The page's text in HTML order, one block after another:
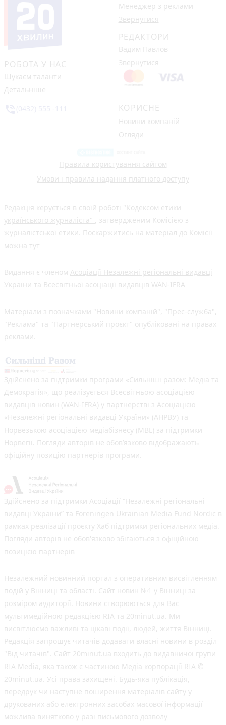
РОБОТА У НАС
Шукаєм таланти
Детальніше
Менеджер з реклами
Звернутися
РЕДАКТОРИ
Вадим Павлов
Звернутися
КОРИСНЕ
Новини компаній
Огляди
Правила користування сайтом
Умови і правила надання платного доступу
Редакція керується в своїй роботі "Кодексом етики
українського журналіста" , затвердженим Комісією з
журналістської етики. Поскаржитись на матеріал до Комісії
можна тут
Видання є членом Асоціації Незалежні регіональні видавці
України та Всесвітньої асоціації видавців WAN-IFRA
Матеріали з позначками "Новини компаній", "Прес-служба",
"Реклама" та "Партнерський проєкт" опубліковані на правах
реклами.
Здійснено за підтримки програми «Сильніші разом: Медіа та
Демократія», що реалізується Всесвітньою асоціацією
видавців новин (WAN-IFRA) у партнерстві з Асоціацією
«Незалежні регіональні видавці України» (АНРВУ) та
Норвезькою асоціацією медіабізнесу (MBL) за підтримки
Норвегії. Погляди авторів не обов’язково відображають
офіційну позицію партнерів програми.
Здійснено за підтримки Асоціації “Незалежні регіональні
видавці України” та Foreningen Ukrainian Media Fund Nordic в
рамках реалізації проєкту Хаб підтримки регіональних медіа.
Погляди авторів не обов'язково збігаються з офіційною
позицією партнерів
Незалежний новинний портал з оперативним висвітленням
подій у Вінниці та області. Сайт новин №1 у Вінниці за
розміром аудиторії. Новини створюються для Вас
мультимедійною редакцією RIA та 20minut.ua. Ми
висвітлюємо важливі та цікаві події, людей, життя Вінниці.
Редакція запрошує читачів додавати власні новини в розділ
"Від читачів". Сайт 20minut.ua входить до видавничої групи
RIA Media, яка також є частиною Медіа корпорації RIA ©
20minut.ua. Усі права захищені. Будь-яка публiкацiя,
передрук чи наступне поширення матеріалів сайту у
друкованих або електронних засобах масової інформації
можлива винятково у разі письмового дозволу